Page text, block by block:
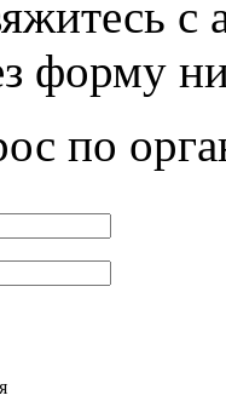
форму
по